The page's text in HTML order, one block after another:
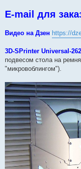
E-mail для
Видео на Дзен https://
3D-SPrinter Universal-
подвесом стола на
"микровоблингом").